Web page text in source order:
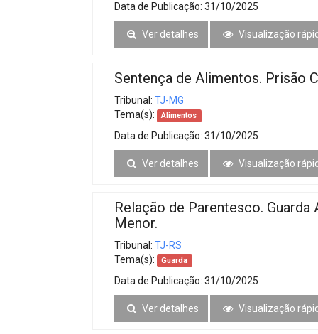
Data de Publicação: 31/10/2025
Ver detalhes Visualização
Sentença de Alimentos. Prisão
Tribunal: TJ-MG
Tema(s):
Alimentos
Data de Publicação: 31/10/2025
Ver detalhes Visualização
Relação de Parentesco.
Menor.
Tribunal: TJ-RS
Tema(s):
Guarda
Data de Publicação: 31/10/2025
Ver detalhes Visualização